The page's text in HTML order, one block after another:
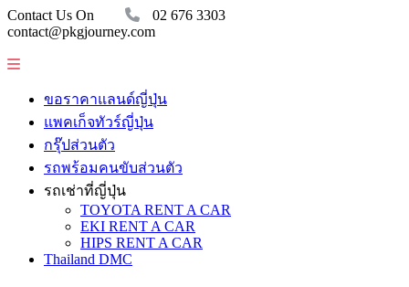
Contact Us On
02 676 3303
contact@pkgjourney.com
ขอราคาแลนด์ญี่ปุ่น
แพคเก็จทัวร์ญี่ปุ่น
กรุ๊ปส่วนตัว
รถพร้อมคนขับส่วนตัว
รถเช่าที่ญี่ปุ่น
TOYOTA RENT A CAR
EKI RENT A CAR
HIPS RENT A CAR
Thailand DMC